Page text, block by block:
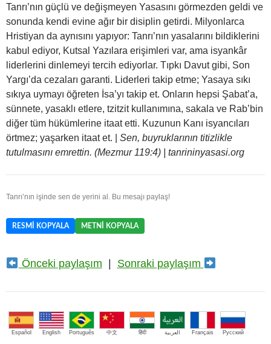
Tanrı’nın güçlü ve değişmeyen Yasasını görmezden geldi ve
sonunda kendi evine ağır bir disiplin getirdi. Milyonlarca
Hristiyan da aynısını yapıyor: Tanrı’nın yasalarını bildiklerini
kabul ediyor, Kutsal Yazılara erişimleri var, ama isyankâr
liderlerini dinlemeyi tercih ediyorlar. Tıpkı Davut gibi, Son
Yargı’da cezaları garanti. Liderleri takip etme; Yasaya sıkı
sıkıya uymayı öğreten İsa’yı takip et. Onların hepsi Şabat’a,
sünnete, yasaklı etlere, tzitzit kullanımına, sakala ve Rab’bin
diğer tüm hükümlerine itaat etti. Kuzunun Kanı isyancıları
örtmez; yaşarken itaat et. | Sen, buyruklarının titizlikle
tutulmasını emrettin. (Mezmur 119:4) | tanrininyasasi.org
Tanrı’nın işinde sen de yerini al. Bu mesajı paylaş!
RESMI KOPYALA METNI KOPYALA
Önceki paylaşım Sonraki paylaşım
Español English Português 中文 हिंदी العربية Français Русский